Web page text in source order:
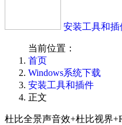
安装工具和插
当前位置：
首页
Windows系统下载
安装工具和插件
正文
杜比全景声音效+杜比视界